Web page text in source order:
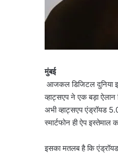
मुंबई
आजकल डिजिटल दुनिया
व्हाट्सएप ने एक बड़ा ऐलान
अभी व्हाट्सएप एंड्रॉयड
स्मार्टफोन ही ऐप इस्तेमाल
इसका मतलब है कि